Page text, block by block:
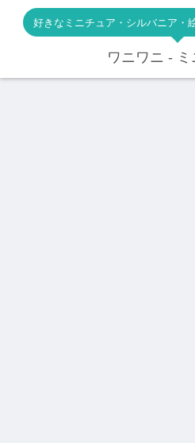
好きなミニチュア・シルバニア・
ワニワニ - ミ